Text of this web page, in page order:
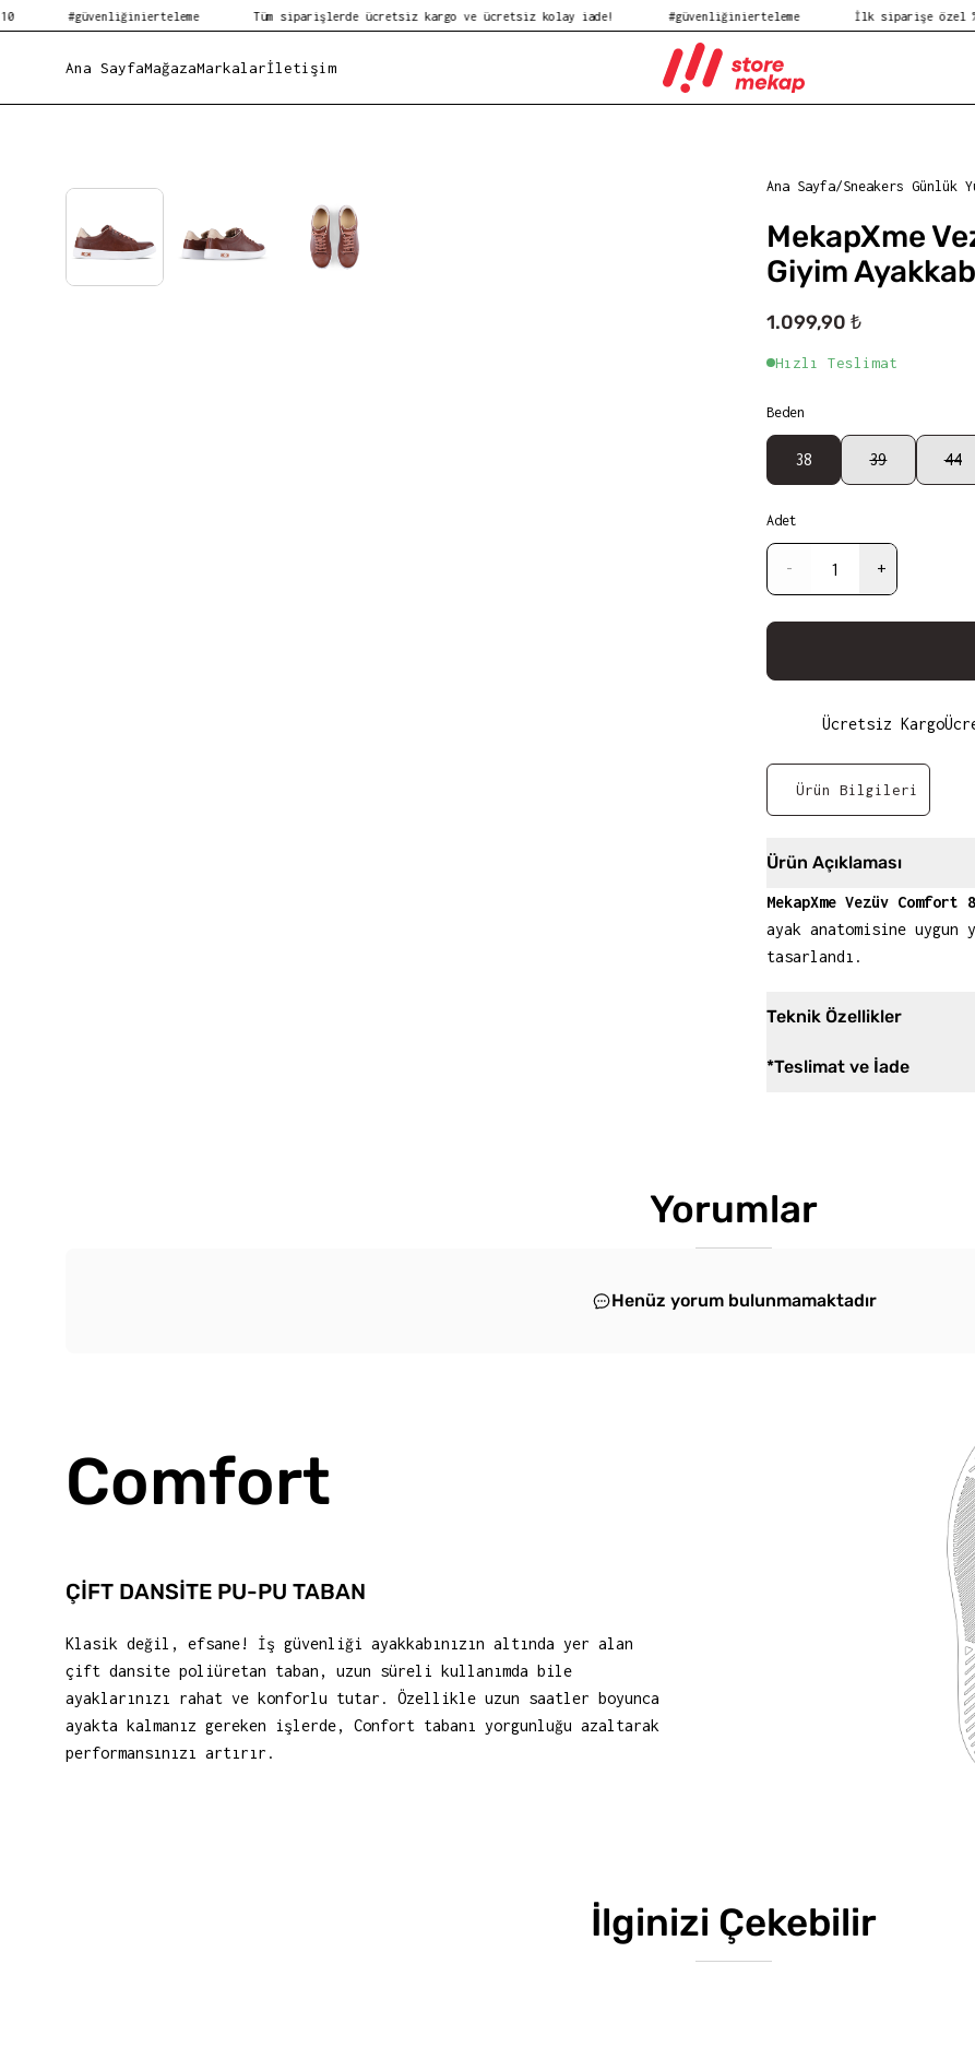
#güvenliğinierteleme Tüm siparişlerde ücretsiz kargo ve ücretsiz kolay iade! #güvenliğinierteleme İlk siparişe özel %10
Ana SayfaMağazaMarkalarİletişim
Ana Sayfa/Sneakers Günlük
MekapXme
Giyim
1.099,90 ₺
Hızlı Teslimat
Beden
38 39 44
Adet
- +
Ücretsiz Kargo
Ürün Bilgileri
Ürün Açıklaması
MekapXme Vezüv
ayak anatomisine uygun
tasarlandı.
Teknik Özellikler
*Teslimat ve İade
Yorumlar
Henüz yorum bulunmamaktadır
Comfort
ÇİFT DANSİTE PU-PU TABAN
Klasik değil, efsane! İş güvenliği ayakkabınızın altında yer alan
çift dansite poliüretan taban, uzun süreli kullanımda bile
ayaklarınızı rahat ve konforlu tutar. Özellikle uzun saatler boyunca
ayakta kalmanız gereken işlerde, Confort tabanı yorgunluğu azaltarak
performansınızı artırır.
İlginizi Çekebilir